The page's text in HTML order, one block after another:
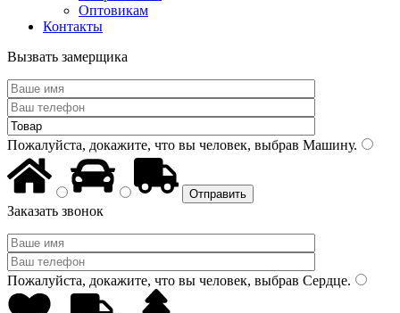
Оптовикам
Контакты
Вызвать замерщика
Пожалуйста, докажите, что вы человек, выбрав Машину.
Заказать звонок
Пожалуйста, докажите, что вы человек, выбрав Сердце.